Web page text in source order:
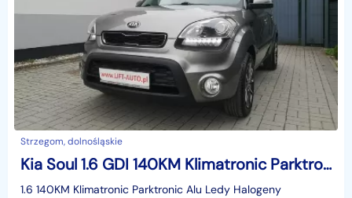
Strzegom, dolnośląskie
Kia Soul 1.6 GDI 140KM Klimatronic Parktronic Alu Ledy Halogeny Gwarancja
1.6 140KM Klimatronic Parktronic Alu Ledy Halogeny